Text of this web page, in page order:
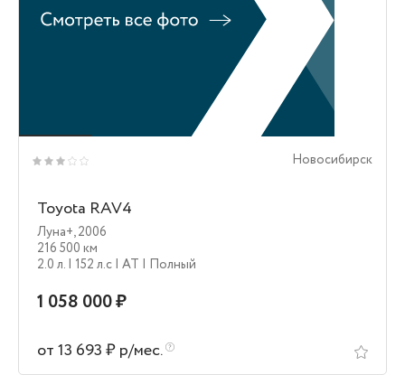
Новосибирск
Toyota RAV4
Луна+,2006
216 500 км
2.0 л. | 152 л.c | AT | Полный
1 058 000 ₽
от 13 693 ₽ р/мес.